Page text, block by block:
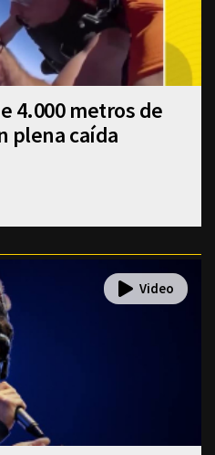
4.000 metros de
plena caída